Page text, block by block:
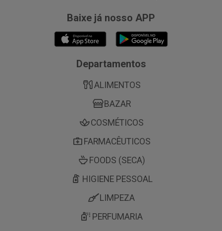
Baixe já nosso APP
Departamentos
ALIMENTOS
BAZAR
COSMÉTICOS
FARMACÊUTICOS
FOODS (SECA)
HIGIENE PESSOAL
LIMPEZA
PERFUMARIA